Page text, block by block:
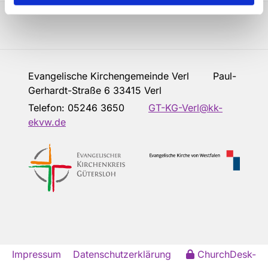
Evangelische Kirchengemeinde Verl Paul-
Gerhardt-Straße 6 33415 Verl
Telefon: 05246 3650
GT-KG-Verl@kk-
ekvw.de
Impressum Datenschutzerklärung
ChurchDesk-